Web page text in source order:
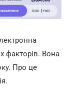
факторів. Вона
Про це